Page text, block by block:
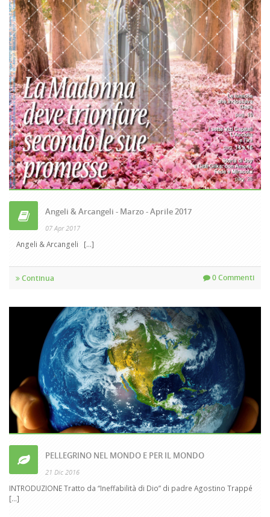
Angeli & Arcangeli - Marzo - Aprile 2017
07 Apr 2017
Angeli & Arcangeli [...]
Continua 0 Commenti
PELLEGRINO NEL MONDO E PER IL MONDO
21 Dic 2016
INTRODUZIONE Tratto da “Ineffabilità di Dio” di padre Agostino Trappé
[...]